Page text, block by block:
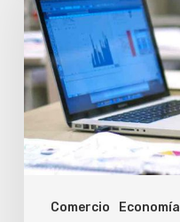
Comercio Economía
artificial
arma
pymes
argentinas
necesidad
código